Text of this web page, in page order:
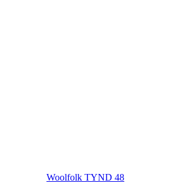
Woolfolk TYND 48